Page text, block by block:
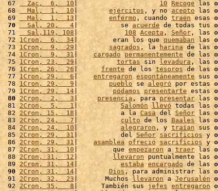
67
  Zac,  6,  10
| 10 Recoge las
68
  Mal,  1,  10
| ejércitos , y no acepto las
69
  Mal,  1,  13
| enfermo , cuando traen esas
70
  Sal, 20,   4
|           se acuerde de todas tus
71
  Sal,119, 108
| 108 Acepta , Señor , las
72 1Cron,  6,  34 |         eran los que quemaban las
73 1Cron,  9,  29| sagrados, la harina de las
74 1Cron,  9,  31| cargado permanentemente de las
75 1Cron, 23,  29| tortas sin levadura , las
76 1Cron, 26,  26 | frente de los tesoros de las
77 1Cron, 29,   6 | entregaron espontáneamente sus
78 1Cron, 29,   9 | pueblo se alegró por estas
79 1Cron, 29,  14| podamos presentarte estas
80 2Cron,  2,   3| presencia, para presentar las
81 2Cron,  5,   1 | Salomón llevó todas las
82 2Cron, 15,  18 |           a la Casa del Señor las
83 2Cron, 24,   7 | culto de los Baales las
84 2Cron, 24,  10 | alegraron, y traían sus
85 2Cron, 29,  31 |           del Señor sacrificios y
86 2Cron, 29,  31 | asamblea ofreció sacrificios y
87 2Cron, 31,  10 |         que empezaron a traer las
88 2Cron, 31,  12| llevaron puntualmente las
89 2Cron, 31,  14 | estaba encargado de las
90 2Cron, 31,  14| Dios , para administrar las
91 2Cron, 32,  23|       Muchos llevaron a Jerusalén
92 2Cron, 35,   8|      También sus jefes entregaron